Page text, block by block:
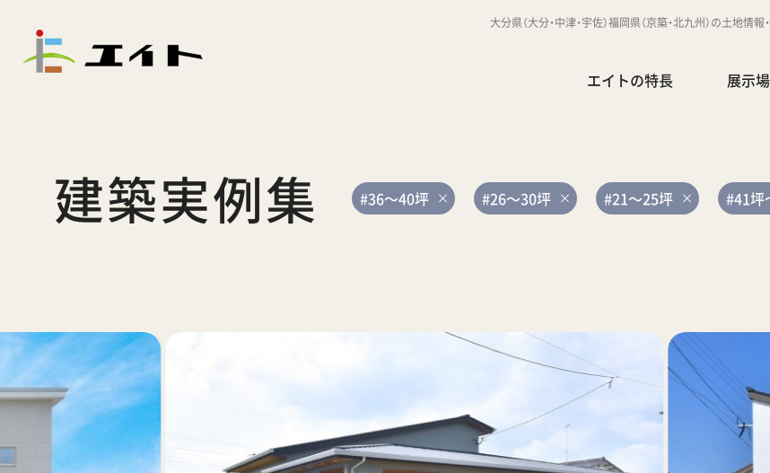
大分県（大分・中津・宇佐）福岡県（京築・北九州）の土地情
エイトの特長 展示
建築実例集 #36～40坪 #26～30坪 #21～25坪 #41坪